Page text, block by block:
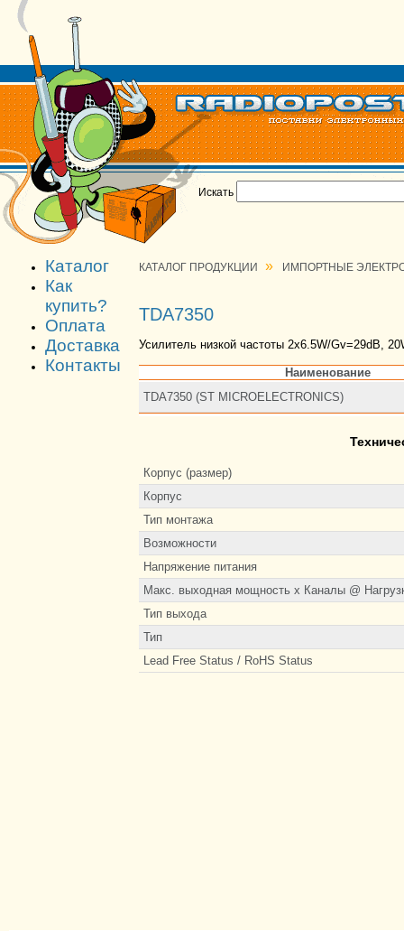
Искать
Каталог
Как
купить?
Оплата
Доставка
Контакты
КАТАЛОГ ПРОДУКЦИИ » ИМПОРТНЫЕ
TDA7350
Усилитель низкой частоты 2x6.5W/Gv=29dB,
Наименование
TDA7350 (ST MICROELECTRONICS)
Корпус (размер)
Корпус
Тип монтажа
Возможности
Напряжение питания
Макс. выходная мощность х Каналы @
Тип выхода
Тип
Lead Free Status / RoHS Status